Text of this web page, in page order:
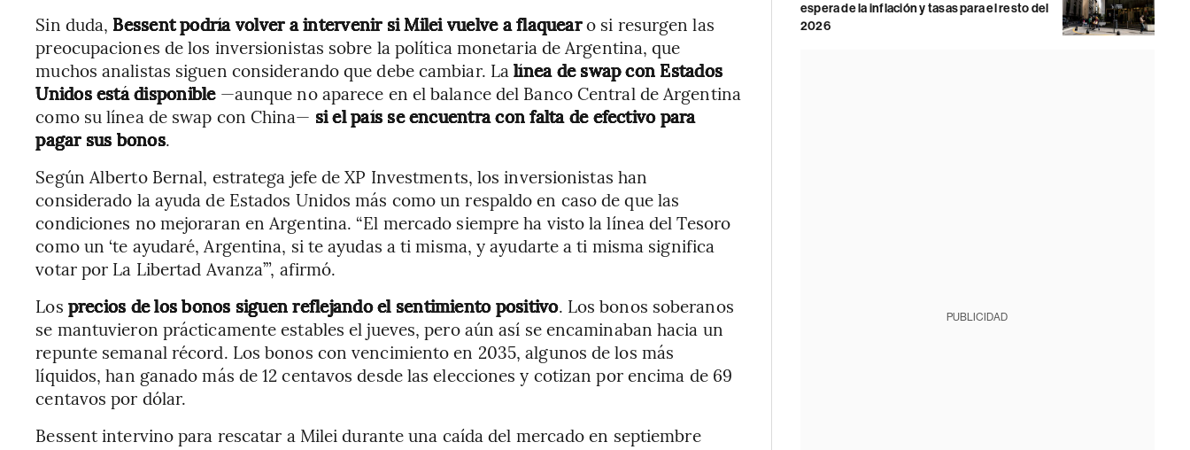
Sin duda, Bessent podría volver a intervenir si Milei vuelve a flaquearo si resurgen las
preocupaciones de los inversionistas sobre la política monetaria de Argentina, que
muchos analistas siguen considerando que debe cambiar. Lalínea de swap con Estados
Unidos está disponible—aunque no aparece en el balance del Banco Central de Argentina
como su línea de swap con China— si el país se encuentra con falta de efectivo para
pagar sus bonos.
Según Alberto Bernal, estratega jefe de XP Investments, los inversionistas han
considerado la ayuda de Estados Unidos más como un respaldo en caso de que las
condiciones no mejoraran en Argentina. “El mercado siempre ha visto la línea del Tesoro
como un ‘te ayudaré, Argentina, si te ayudas a ti misma, y ayudarte a ti misma significa
votar por La Libertad Avanza’”, afirmó.
Los precios de los bonos siguen reflejando el sentimiento positivo. Los bonos soberanos
se mantuvieron prácticamente estables el jueves, pero aún así se encaminaban hacia un
repunte semanal récord. Los bonos con vencimiento en 2035, algunos de los más
líquidos, han ganado más de 12 centavos desde las elecciones y cotizan por encima de 69
centavos por dólar.
Bessent intervino para rescatar a Milei durante una caída del mercado en septiembre
espera de la inflación y tasas para el resto del
2026
PUBLICIDAD